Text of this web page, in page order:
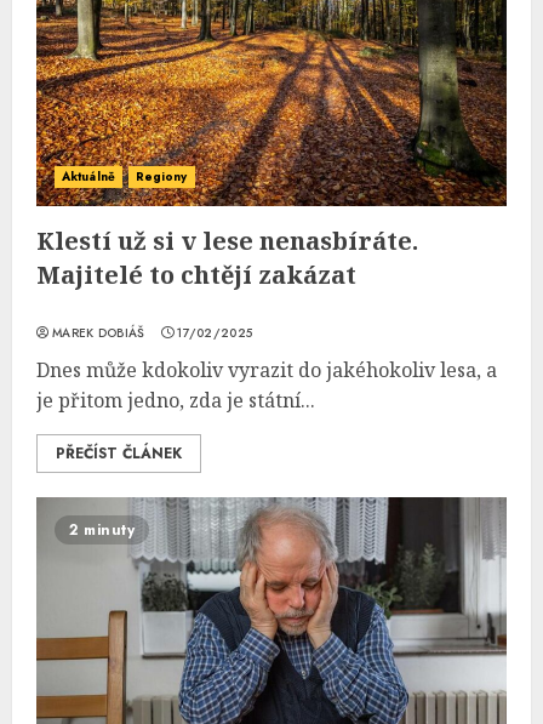
Aktuálně Regiony
Klestí už si v lese nenasbíráte.
Majitelé to chtějí zakázat
MAREK DOBIÁŠ 17/02/2025
Dnes může kdokoliv vyrazit do jakéhokoliv lesa, a
je přitom jedno, zda je státní...
PŘEČÍST ČLÁNEK
2 minuty